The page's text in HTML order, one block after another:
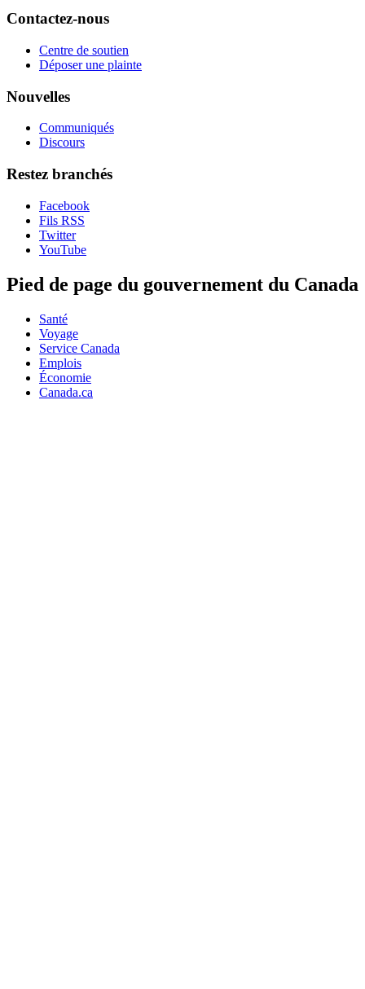
Contactez-nous
Centre de soutien
Déposer une plainte
Nouvelles
Communiqués
Discours
Restez branchés
Facebook
Fils RSS
Twitter
YouTube
Pied de page du gouvernement du Canada
Santé
Voyage
Service Canada
Emplois
Économie
Canada.ca